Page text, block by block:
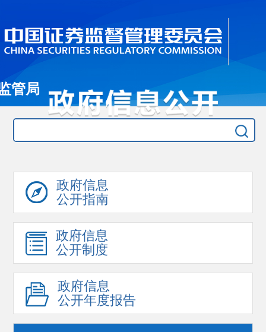
管局
政府信息
公开指南
政府信息
公开制度
政府信息
公开年度报告